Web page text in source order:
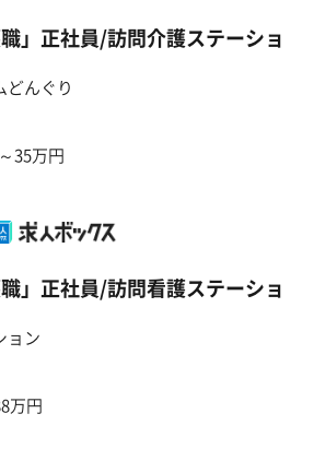
」正社員/訪問介護ステーショ
んぐり
35万円
」正社員/訪問看護ステーショ
ョン
万円